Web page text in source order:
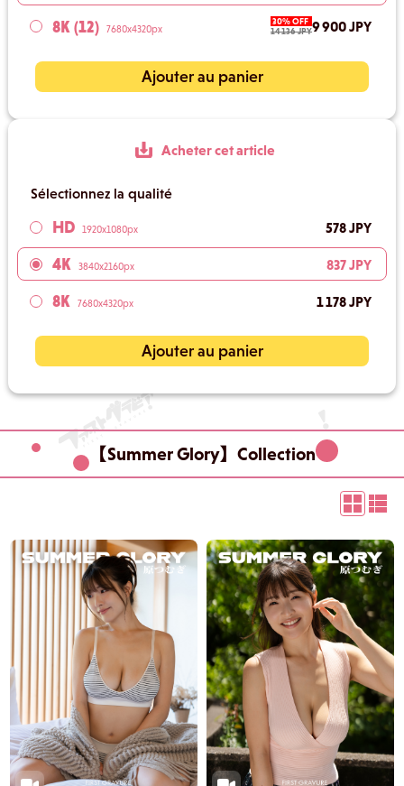
8K (12) 7680x4320px
30% OFF
14 136 JPY9 900 JPY
Ajouter au panier
Acheter cet article
Sélectionnez la qualité
HD 1920x1080px 578 JPY
4K 3840x2160px 837 JPY
8K 7680x4320px 1 178 JPY
Ajouter au panier
【Summer Glory】Collection